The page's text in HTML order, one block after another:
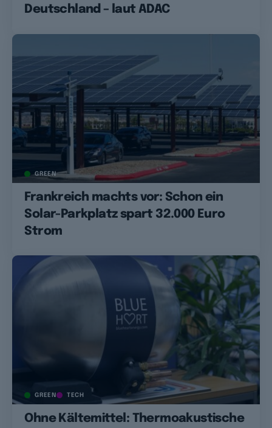
Deutschland – laut ADAC
GREEN
Frankreich machts vor: Schon ein
Solar-Parkplatz spart 32.000 Euro
Strom
GREEN TECH
Ohne Kältemittel: Thermoakustische